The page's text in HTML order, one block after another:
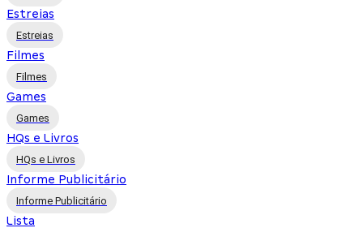
Estreias
Estreias
Filmes
Filmes
Games
Games
HQs e Livros
HQs e Livros
Informe Publicitário
Informe Publicitário
Lista